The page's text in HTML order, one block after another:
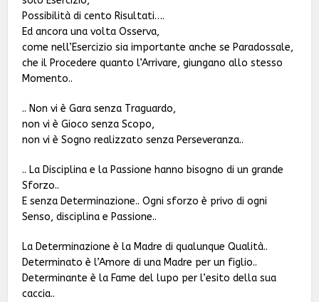
Possibilità di cento Risultati….
Ed ancora una volta Osserva,
come nell’Esercizio sia importante anche se Paradossale,
che il Procedere quanto l’Arrivare, giungano allo stesso
Momento..
.. Non vi è Gara senza Traguardo,
non vi è Gioco senza Scopo,
non vi è Sogno realizzato senza Perseveranza..
.. La Disciplina e la Passione hanno bisogno di un grande
Sforzo..
E senza Determinazione.. Ogni sforzo è privo di ogni
Senso, disciplina e Passione..
La Determinazione è la Madre di qualunque Qualità..
Determinato è l’Amore di una Madre per un figlio..
Determinante è la Fame del lupo per l’esito della sua
caccia..